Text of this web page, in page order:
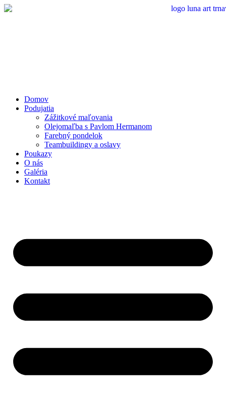
Preskočiť
Domov
Podujatia
Zážitkové maľovania
Olejomaľba s Pavlom Hermanom
Farebný pondelok
Teambuildingy a oslavy
Poukazy
O nás
Galéria
Kontakt